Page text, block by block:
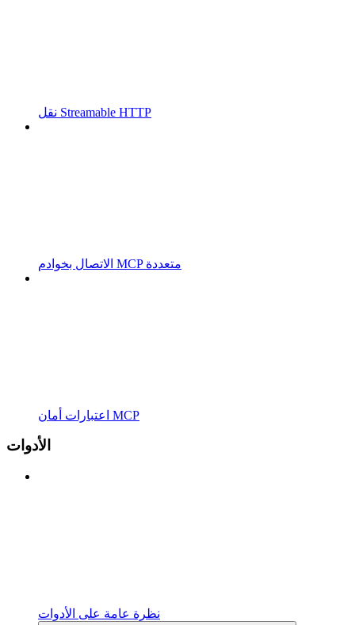
نقل Streamable HTTP
الاتصال بخوادم MCP متعددة
اعتبارات أمان MCP
الأدوات
نظرة عامة على الأدوات